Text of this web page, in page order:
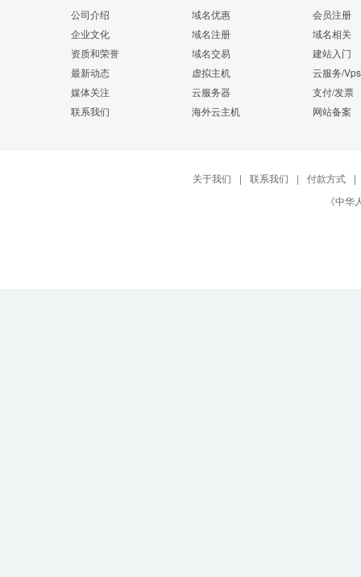
公司介绍
企业文化
资质和荣誉
最新动态
媒体关注
联系我们
域名优惠
域名注册
域名交易
虚拟主机
云服务器
海外云主机
会员注册
域名相关
建站入门
云服务/Vps
支付/发票
网站备案
关于我们 | 联系我们 | 付款方式
|
《中